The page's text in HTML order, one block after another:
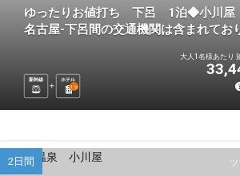
ゆったりお値打ち 下呂 1泊◆小川
名古屋-下呂間の交通機関は含まれてお
新幹線
ホテル
1 泊
大人1名様あたり
2日間